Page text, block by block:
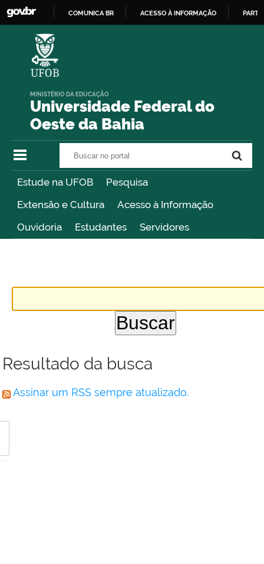
COMUNICA BR ACESSO À INFORMAÇÃO
Universidade Federal do
Oeste da Bahia
MINISTÉRIO DA EDUCAÇÃO
Estude na UFOB
Pesquisa
Extensão e Cultura
Acesso à Informação
Ouvidoria
Estudantes Servidores
Resultado da busca
Assinar um RSS sempre atualizado.